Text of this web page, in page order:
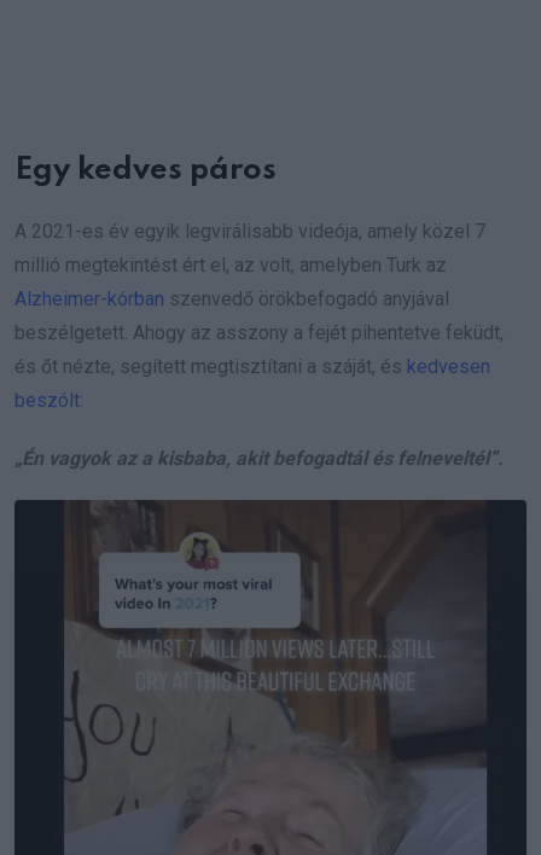
Egy kedves páros
A 2021-es év egyik legvirálisabb videója, amely közel 7
millió megtekintést ért el, az volt, amelyben Turk az
Alzheimer-kórban szenvedő örökbefogadó anyjával
beszélgetett. Ahogy az asszony a fejét pihentetve feküdt,
és őt nézte, segített megtisztítani a száját, és kedvesen
beszólt:
„Én vagyok az a kisbaba, akit befogadtál és felneveltél”.